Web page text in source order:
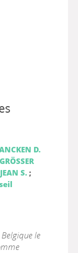
D.
S.;
Belgique le